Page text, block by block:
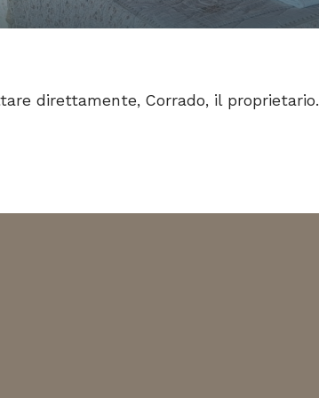
direttamente, Corrado, il proprietario.